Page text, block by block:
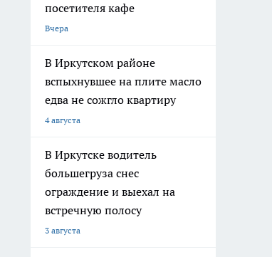
посетителя кафе
Вчера
В Иркутском районе
вспыхнувшее на плите масло
едва не сожгло квартиру
4 августа
В Иркутске водитель
большегруза снес
ограждение и выехал на
встречную полосу
3 августа